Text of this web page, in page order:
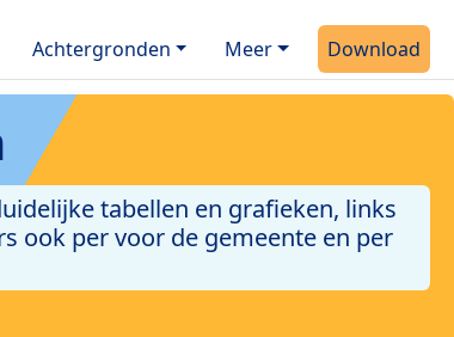
Achtergronden Meer Download
tabellen en grafieken, links
ook per voor de gemeente en per